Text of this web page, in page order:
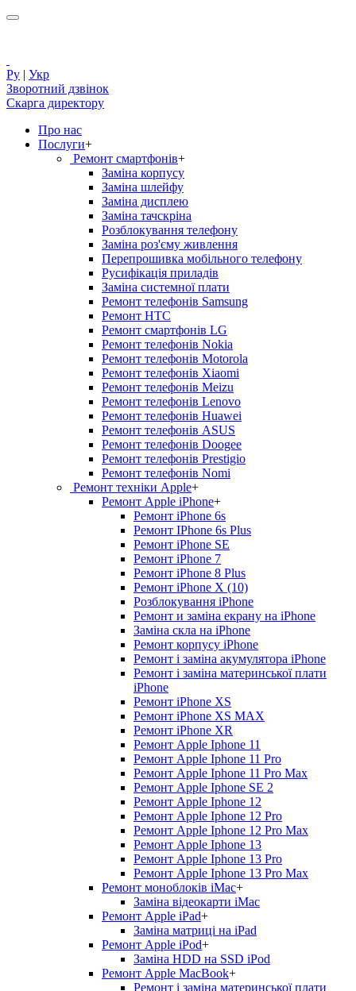
Ру | Укр
Зворотний дзвінок
Скарга директору
Про нас
Послуги+
Ремонт смартфонів+
Заміна корпусу
Заміна шлейфу
Заміна дисплею
Заміна тачскріна
Розблокування телефону
Заміна роз'єму живлення
Перепрошивка мобільного телефону
Русифікація приладів
Заміна системної плати
Ремонт телефонів Samsung
Ремонт HTC
Ремонт смартфонів LG
Ремонт телефонів Nokia
Ремонт телефонів Motorola
Ремонт телефонів Xiaomi
Ремонт телефонів Meizu
Ремонт телефонів Lenovo
Ремонт телефонів Huawei
Ремонт телефонів ASUS
Ремонт телефонів Doogee
Ремонт телефонів Prestigio
Ремонт телефонів Nomi
Ремонт техніки Apple+
Ремонт Apple iPhone+
Ремонт iPhone 6s
Ремонт IPhone 6s Plus
Ремонт iPhone SE
Ремонт iPhone 7
Ремонт iPhone 8 Plus
Ремонт iPhone X (10)
Розблокування iPhone
Ремонт и заміна екрану на iPhone
Заміна скла на iPhone
Ремонт корпусу iPhone
Ремонт і заміна акумулятора iPhone
Ремонт і заміна материнської плати
iPhone
Ремонт iPhone XS
Ремонт iPhone XS MAX
Ремонт iPhone XR
Ремонт Apple Iphone 11
Ремонт Apple Iphone 11 Pro
Ремонт Apple Iphone 11 Pro Max
Ремонт Apple Iphone SE 2
Ремонт Apple Iphone 12
Ремонт Apple Iphone 12 Pro
Ремонт Apple Iphone 12 Pro Max
Ремонт Apple Iphone 13
Ремонт Apple Iphone 13 Pro
Ремонт Apple Iphone 13 Pro Max
Ремонт моноблоків iMac+
Заміна відеокарти iMac
Ремонт Apple iPad+
Заміна матриці на iPad
Ремонт Apple iPod+
Заміна HDD на SSD iPod
Ремонт Apple MacBook+
Ремонт і заміна материнської плати